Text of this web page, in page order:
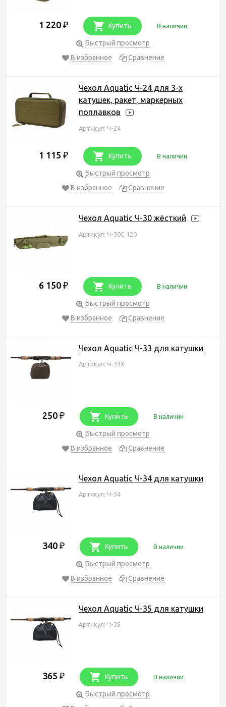
1 220 ₽ Купить В наличии
Быстрый просмотр
В избранное
Сравнение
Чехол Aquatic Ч-24 для 3-х
катушек, ракет, маркерных
поплавков
Артикул: Ч-24
1 115 ₽ Купить В наличии
Быстрый просмотр
В избранное
Сравнение
Чехол Aquatic Ч-30 жёсткий
Артикул: Ч-30С 120
6 150 ₽ Купить В наличии
Быстрый просмотр
В избранное
Сравнение
Чехол Aquatic Ч-33 для катушки
Артикул: Ч-33Х
250 ₽ Купить В наличии
Быстрый просмотр
В избранное
Сравнение
Чехол Aquatic Ч-34 для катушки
Артикул: Ч-34
340 ₽ Купить В наличии
Быстрый просмотр
В избранное
Сравнение
Чехол Aquatic Ч-35 для катушки
Артикул: Ч-35
365 ₽ Купить В наличии
Быстрый просмотр